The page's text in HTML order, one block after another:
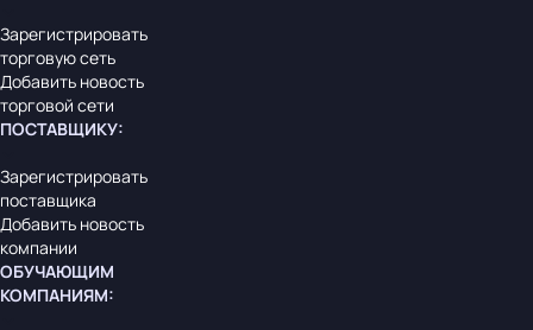
Зарегистрировать
торговую сеть
Добавить новость
торговой сети
ПОСТАВЩИКУ:
Зарегистрировать
поставщика
Добавить новость
компании
ОБУЧАЮЩИМ
КОМПАНИЯМ: